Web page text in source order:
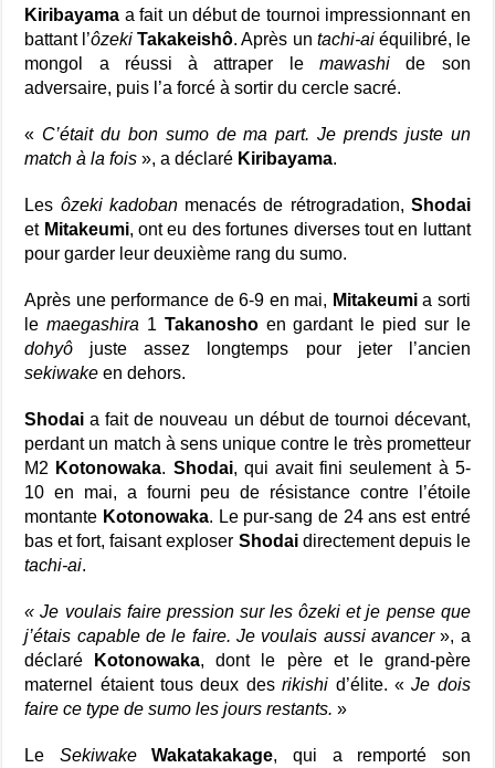
Kiribayama a fait un début de tournoi impressionnant en
battant l’ôzeki Takakeishô. Après un tachi-aiéquilibré, le
mongol a réussi à attraper lemawashi de son
adversaire, puis l’a forcé à sortir du cercle sacré.
« C’était du bon sumo de ma part. Je prends juste un
match à la fois», a déclaré Kiribayama.
Les ôzeki kadobanmenacés de rétrogradation, Shodai
et Mitakeumi, ont eu des fortunes diverses tout en luttant
pour garder leur deuxième rang du sumo.
Après une performance de 6-9 en mai, Mitakeumia sorti
lemaegashira 1 Takanoshoen gardant le pied sur le
dohyô juste assez longtemps pour jeter l’ancien
sekiwake en dehors.
Shodai a fait de nouveau un début de tournoi décevant,
perdant un match à sens unique contre le très prometteur
M2 Kotonowaka. Shodai, qui avait fini seulement à 5-
10 en mai, a fourni peu de résistance contre l’étoile
montante Kotonowaka. Le pur-sang de 24 ans est entré
bas et fort, faisant exploser Shodaidirectement depuis le
tachi-ai.
« Je voulais faire pression sur les ôzeki et je pense que
j’étais capable de le faire. Je voulais aussi avancer», a
déclaré
Kotonowaka, dont le père et le grand-père
maternel étaient tous deux desrikishi d’élite. «Je dois
faire ce type de sumo les jours restants. »
Le Sekiwake Wakatakakage, qui a remporté son